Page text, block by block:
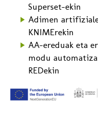
Superset-ekin
Adimen
KNIMErekin
AA-ereduak eta
modu
REDekin